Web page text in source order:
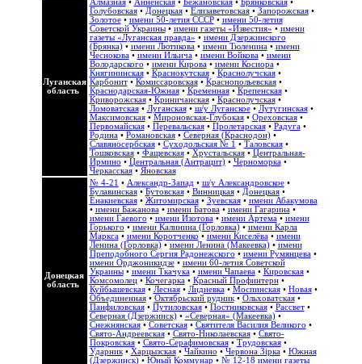
Луганская
область
Алмазная• Анненская• Бежановская• Брянковская•
Голубовская• Донецкая• Елизаветовская• Запорожская•
Золотое• имени 50-летия СССР• имени 50-летия
Советской Украины• имени газеты «Известия» • имени
газеты «Луганская правда» • имени Дзержинского
(Брянка)• имени Лютикова• имени Тюленина• имени
Чеснокова• имени Ильича• имени Войкова• имени
Володарского • имени Кирова• имени Косиора•
Княгининская• Краснокутская• Краснолучская•
Карбонит• Комиссаровская• Краснопольевская•
Краснодарская-Южная• Кременная• Крепенская•
Криворожская• Криничанская• Краснолучская•
Ломоватская• Луганская• ш/у Луганское• Лутугинская•
Максимовская• Мироновская-Глубокая• Ореховская•
Первомайская• Перевальская• Пролетарская• Радуга•
Родина• Романовская• Северная (Краснодон)•
Славяносербская• Суходольская № 1 • Таловская•
Тошковская• Фащевская• Хрустальская• Центральная-
Ирмино • Центральная (Антрацит)• Черноморка•
Черкасская• Яновская
Донецкая
область
№ 4-21 • Александр-Запад • ш/у Александровское•
Булавинская• Бутовская• Винницкая• Донецкая•
Енакиевская• Житомирская• Зуевская• имени Абакумова
• имени Бажанова• имени Батова• имени Гагарина•
имени Гаевого • имени Изотова• имени Артема• имени
Горького • имени Калинина (Горловка)• имени Карла
Маркса• имени Коротченко • имени Киселёва• имени
Ленина (Горловка)• имени Ленина (Макеевка)• имени
Преподобного Сергия Радонежского • имени Румянцева•
имени Орджоникидзе• имени 60-летия Советской
Украины• имени Ткачука• имени Чапаева• Кировская•
Комсомолец• Кочегарка• Красный Профинтерн•
Куйбышевская• Лесная• Лидиевка• Моспинская• Новая•
Объединенная• Октябрьский рудник• Ольховатская•
Панфиловская• Путиловская• Постниковская• Рассвет•
Северная (Дзержинск)• «Северная» (Макеевка)•
Снежнянская• Советская• Святителя Василия Великого •
Свято-Андреевская• Свято-Николаевская• Свято-
Покровская• Свято-Серафимовская• Трудовская•
Ударник• Харцызская• Чайкино • Червона Зірка• Южная
(Дзержинск)• Юный Коммунар • № 12-18 имени газеты